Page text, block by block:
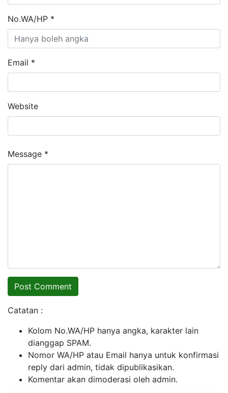
No.WA/HP *
Email *
Website
Message *
Catatan :
Kolom No.WA/HP hanya angka, karakter lain
dianggap SPAM.
Nomor WA/HP atau Email hanya untuk konfirmasi
reply dari admin, tidak dipublikasikan.
Komentar akan dimoderasi oleh admin.